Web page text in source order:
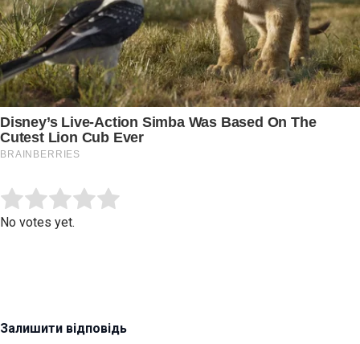
Rate this item:
No votes yet.
Залишити відповідь